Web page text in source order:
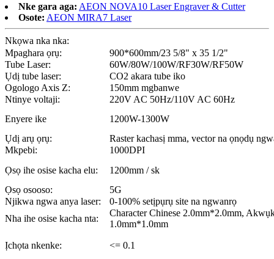
Nke gara aga: AEON NOVA10 Laser Engraver & Cutter
Osote: AEON MIRA7 Laser
Nkọwa nka nka:
Mpaghara ọrụ:
900*600mm/23 5/8" x 35 1/2"
Tube Laser:
60W/80W/100W/RF30W/RF50W
Ụdị tube laser:
CO2 akara tube iko
Ogologo Axis Z:
150mm mgbanwe
Ntinye voltaji:
220V AC 50Hz/110V AC 60Hz
Enyere ike
1200W-1300W
Ụdị arụ ọrụ:
Raster kachasị mma, vector na ọnọdụ
Mkpebi:
1000DPI
Ọsọ ihe osise kacha elu:
1200mm / sk
Ọsọ osooso:
5G
Njikwa ngwa anya laser:
0-100% setịpụrụ site na ngwanrọ
Nha ihe osise kacha nta:
Character Chinese 2.0mm*2.0mm,
1.0mm*1.0mm
Ịchọta nkenke: <= 0.1